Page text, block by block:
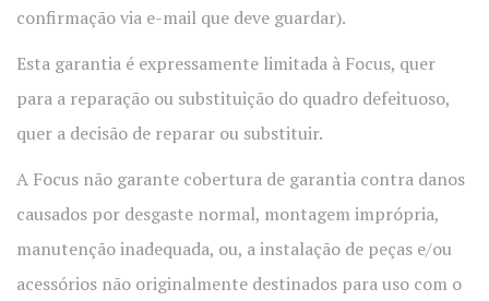
confirmação via e-mail que deve guardar).
Esta garantia é expressamente limitada à Focus, quer
para a reparação ou substituição do quadro defeituoso,
quer a decisão de reparar ou substituir.
A Focus não garante cobertura de garantia contra danos
causados por desgaste normal, montagem imprópria,
manutenção inadequada, ou, a instalação de peças e/ou
acessórios não originalmente destinados para uso com o